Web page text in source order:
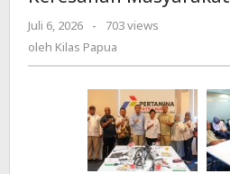
Jadi
Perhatian
Dan
Pengurus
Gerindra
Papua,
Wakili
Keresahan
Juli 6, 2026
oleh
Kilas
Papua
-
703 views
oleh Kilas Papua